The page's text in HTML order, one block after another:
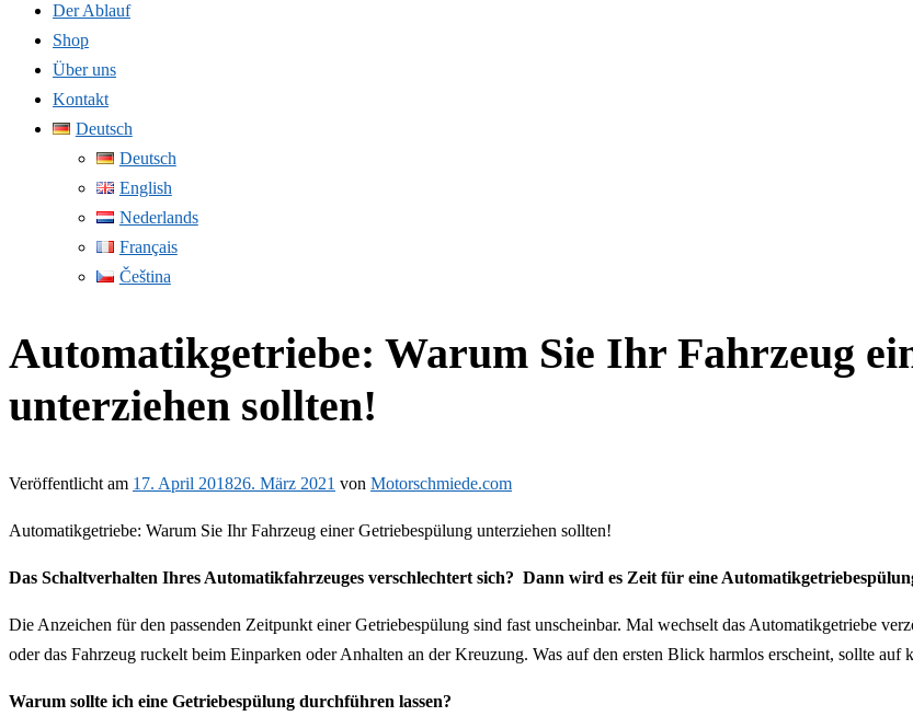
Der Ablauf
Shop
Über uns
Kontakt
Deutsch
Deutsch
English
Nederlands
Français
Čeština
Automatikgetriebe: Warum Sie Ihr Fahrzeug
unterziehen sollten!
Veröffentlicht am 17. April 201826. März 2021 von Motorschmiede.com
Automatikgetriebe: Warum Sie Ihr Fahrzeug einer Getriebespülung unterziehen sollten!
Das Schaltverhalten Ihres Automatikfahrzeuges verschlechtert sich? Dann wird es Zeit für eine
Die Anzeichen für den passenden Zeitpunkt einer Getriebespülung sind fast unscheinbar. Mal wechselt das Automatikgetriebe
oder das Fahrzeug ruckelt beim Einparken oder Anhalten an der Kreuzung. Was auf den ersten Blick harmlos erscheint, sollte auf
Warum sollte ich eine Getriebespülung durchführen lassen?